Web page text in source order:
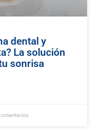
dental y
La solución
sonrisa